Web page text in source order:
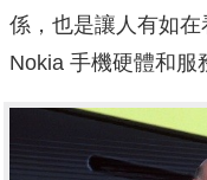
係，也是讓人有如
Nokia 手機硬體和服